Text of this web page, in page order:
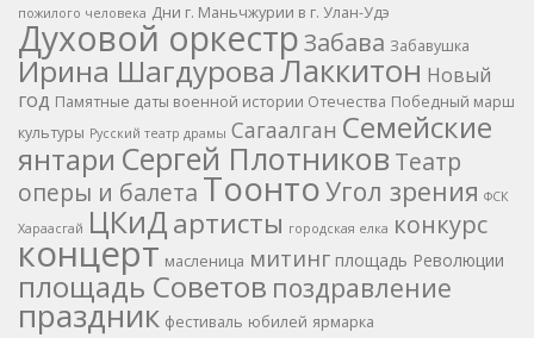
пожилого человека Дни г. Маньчжурии в г. Улан-Удэ
Духовой оркестрЗабава Забавушка
Ирина ШагдуроваЛаккитон Новый
год Памятные даты военной истории Отечества Победный марш
культуры Русский театр драмы Сагаалган Семейские
янтари Сергей Плотников Театр
оперы и балета ТоонтоУгол зрения ФСК
Хараасгай ЦКиДартисты городская елка конкурс
концерт масленица митинг площадь Революции
площадь Советов поздравление
праздник фестиваль юбилей ярмарка